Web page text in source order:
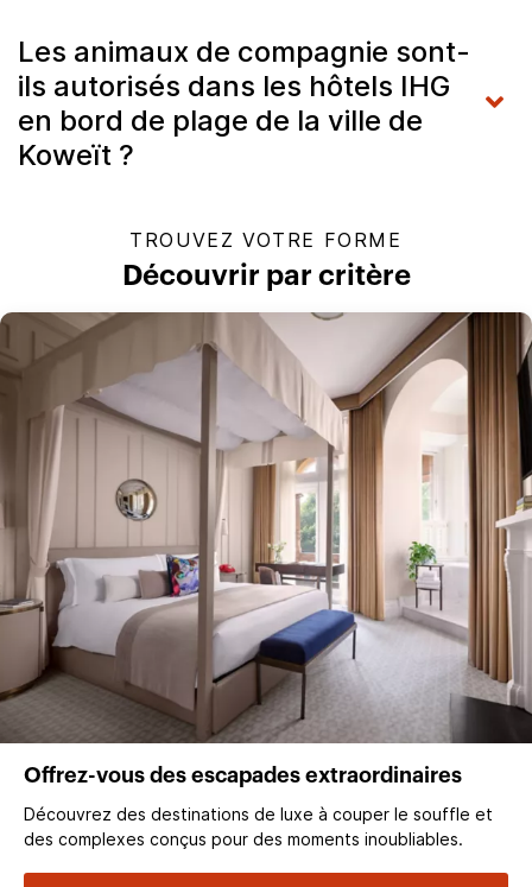
Les animaux de compagnie sont-
ils autorisés dans les hôtels IHG
en bord de plage de la ville de
Koweït ?
TROUVEZ VOTRE FORME
Découvrir par critère
Offrez-vous des escapades extraordinaires
Découvrez des destinations de luxe à couper le souffle et
des complexes conçus pour des moments inoubliables.